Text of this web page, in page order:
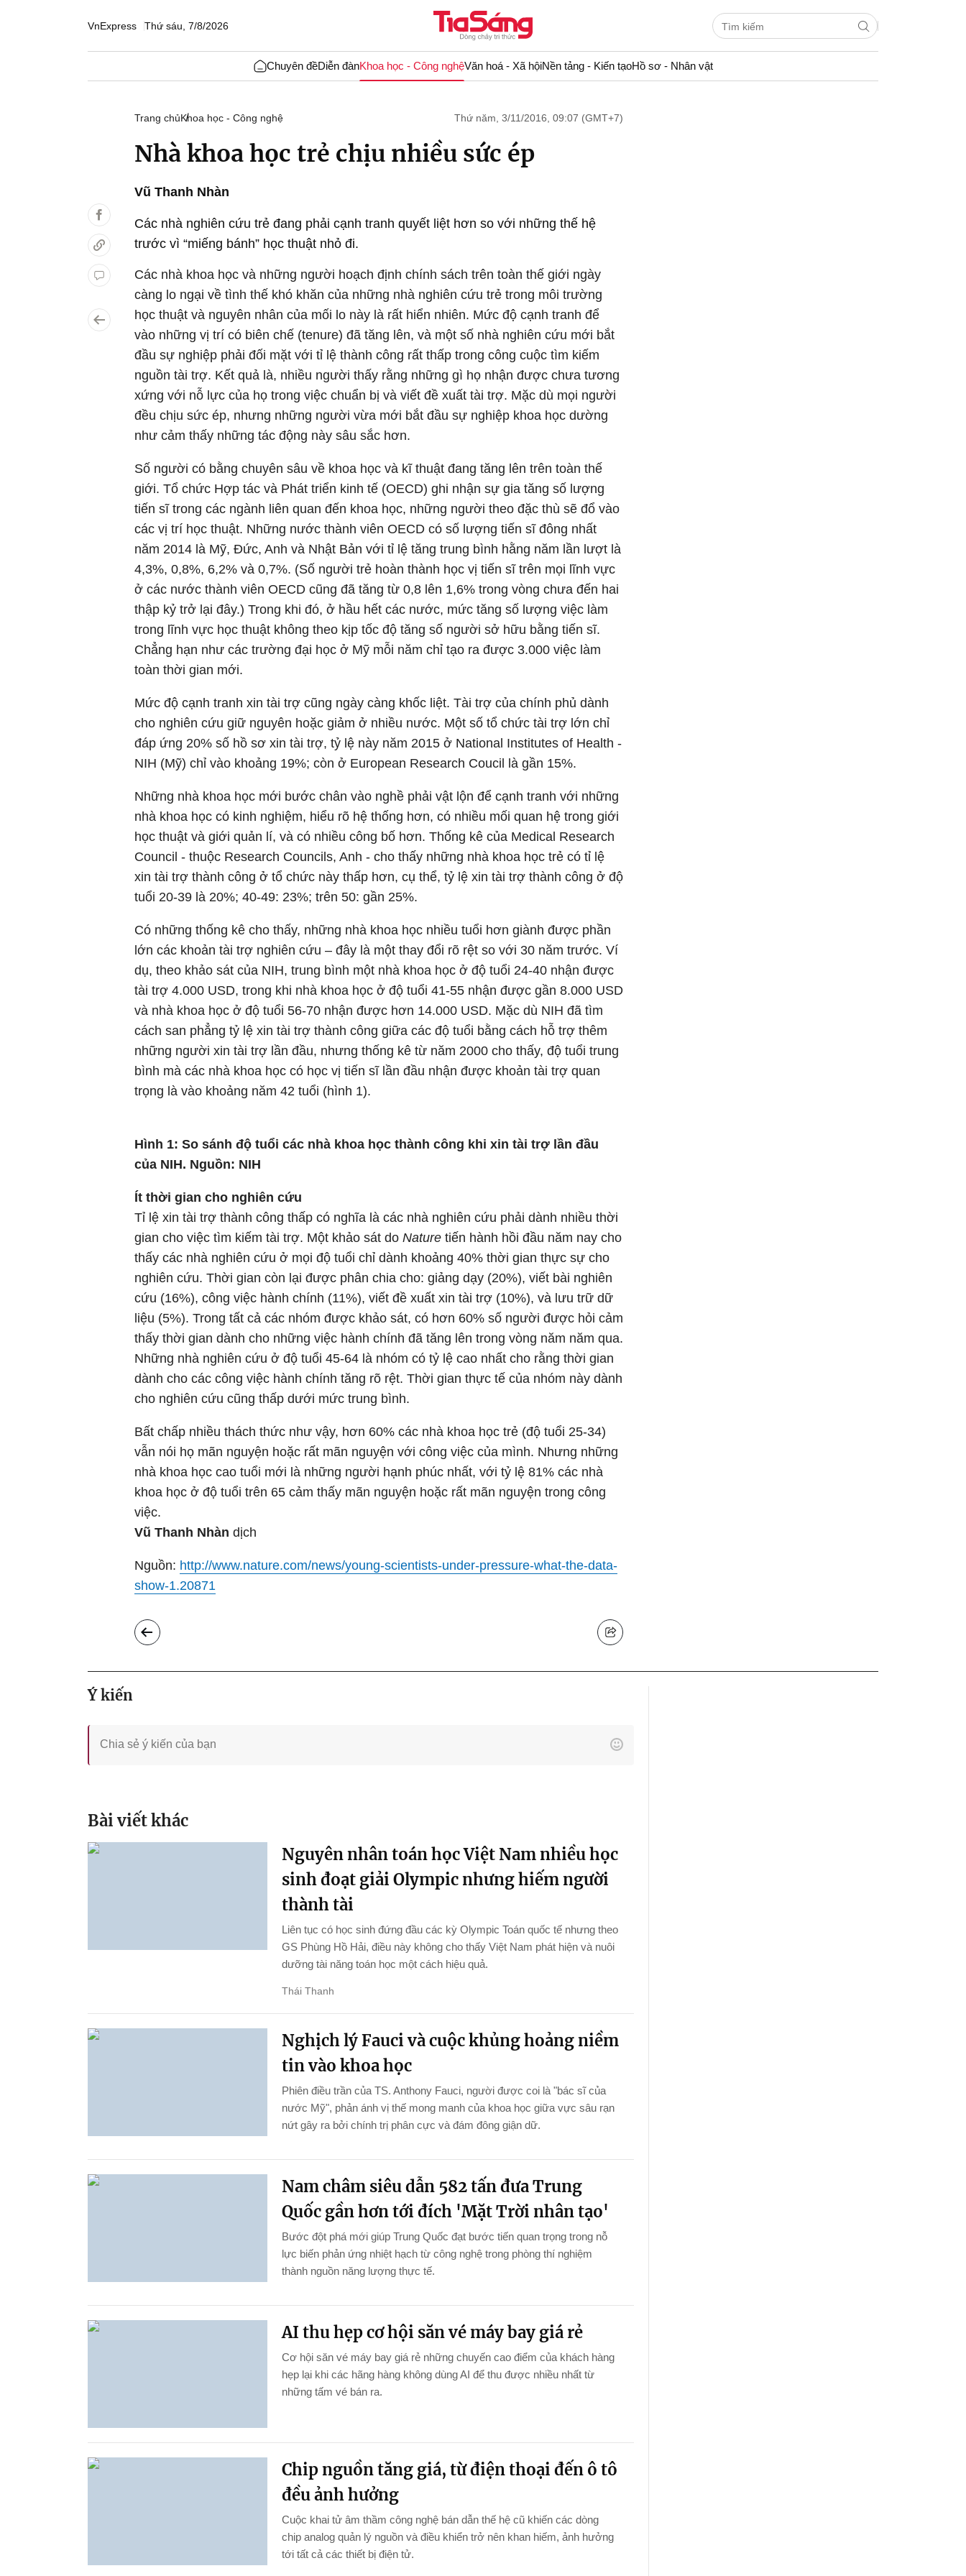
VnExpress Thứ sáu, 7/8/2026
Chuyên đềDiễn đànKhoa học - Công nghệVăn hoá - Xã hộiNền tảng - Kiến tạoHồ sơ - Nhân vật
Trang chủKhoa học - Công nghệ Thứ năm, 3/11/2016, 09:07 (GMT+7)
Nhà khoa học trẻ chịu nhiều sức ép
Vũ Thanh Nhàn
Các nhà nghiên cứu trẻ đang phải cạnh tranh quyết liệt hơn so với những thế hệ
trước vì “miếng bánh” học thuật nhỏ đi.
Các nhà khoa học và những người hoạch định chính sách trên toàn thế giới ngày
càng lo ngại về tình thế khó khăn của những nhà nghiên cứu trẻ trong môi trường
học thuật và nguyên nhân của mối lo này là rất hiển nhiên. Mức độ cạnh tranh để
vào những vị trí có biên chế (tenure) đã tăng lên, và một số nhà nghiên cứu mới bắt
đầu sự nghiệp phải đối mặt với tỉ lệ thành công rất thấp trong công cuộc tìm kiếm
nguồn tài trợ. Kết quả là, nhiều người thấy rằng những gì họ nhận được chưa tương
xứng với nỗ lực của họ trong việc chuẩn bị và viết đề xuất tài trợ. Mặc dù mọi người
đều chịu sức ép, nhưng những người vừa mới bắt đầu sự nghiệp khoa học dường
như cảm thấy những tác động này sâu sắc hơn.
Số người có bằng chuyên sâu về khoa học và kĩ thuật đang tăng lên trên toàn thế
giới. Tổ chức Hợp tác và Phát triển kinh tế (OECD) ghi nhận sự gia tăng số lượng
tiến sĩ trong các ngành liên quan đến khoa học, những người theo đặc thù sẽ đổ vào
các vị trí học thuật. Những nước thành viên OECD có số lượng tiến sĩ đông nhất
năm 2014 là Mỹ, Đức, Anh và Nhật Bản với tỉ lệ tăng trung bình hằng năm lần lượt là
4,3%, 0,8%, 6,2% và 0,7%. (Số người trẻ hoàn thành học vị tiến sĩ trên mọi lĩnh vực
ở các nước thành viên OECD cũng đã tăng từ 0,8 lên 1,6% trong vòng chưa đến hai
thập kỷ trở lại đây.) Trong khi đó, ở hầu hết các nước, mức tăng số lượng việc làm
trong lĩnh vực học thuật không theo kịp tốc độ tăng số người sở hữu bằng tiến sĩ.
Chẳng hạn như các trường đại học ở Mỹ mỗi năm chỉ tạo ra được 3.000 việc làm
toàn thời gian mới.
Mức độ cạnh tranh xin tài trợ cũng ngày càng khốc liệt. Tài trợ của chính phủ dành
cho nghiên cứu giữ nguyên hoặc giảm ở nhiều nước. Một số tổ chức tài trợ lớn chỉ
đáp ứng 20% số hồ sơ xin tài trợ, tỷ lệ này năm 2015 ở National Institutes of Health -
NIH (Mỹ) chỉ vào khoảng 19%; còn ở European Research Coucil là gần 15%.
Những nhà khoa học mới bước chân vào nghề phải vật lộn để cạnh tranh với những
nhà khoa học có kinh nghiệm, hiểu rõ hệ thống hơn, có nhiều mối quan hệ trong giới
học thuật và giới quản lí, và có nhiều công bố hơn. Thống kê của Medical Research
Council - thuộc Research Councils, Anh - cho thấy những nhà khoa học trẻ có tỉ lệ
xin tài trợ thành công ở tổ chức này thấp hơn, cụ thể, tỷ lệ xin tài trợ thành công ở độ
tuổi 20-39 là 20%; 40-49: 23%; trên 50: gần 25%.
Có những thống kê cho thấy, những nhà khoa học nhiều tuổi hơn giành được phần
lớn các khoản tài trợ nghiên cứu – đây là một thay đổi rõ rệt so với 30 năm trước. Ví
dụ, theo khảo sát của NIH, trung bình một nhà khoa học ở độ tuổi 24-40 nhận được
tài trợ 4.000 USD, trong khi nhà khoa học ở độ tuổi 41-55 nhận được gần 8.000 USD
và nhà khoa học ở độ tuổi 56-70 nhận được hơn 14.000 USD. Mặc dù NIH đã tìm
cách san phẳng tỷ lệ xin tài trợ thành công giữa các độ tuổi bằng cách hỗ trợ thêm
những người xin tài trợ lần đầu, nhưng thống kê từ năm 2000 cho thấy, độ tuổi trung
bình mà các nhà khoa học có học vị tiến sĩ lần đầu nhận được khoản tài trợ quan
trọng là vào khoảng năm 42 tuổi (hình 1).
Hình 1: So sánh độ tuổi các nhà khoa học thành công khi xin tài trợ lần đầu
của NIH. Nguồn: NIH
Ít thời gian cho nghiên cứu
Tỉ lệ xin tài trợ thành công thấp có nghĩa là các nhà nghiên cứu phải dành nhiều thời
gian cho việc tìm kiếm tài trợ. Một khảo sát do Nature tiến hành hồi đầu năm nay cho
thấy các nhà nghiên cứu ở mọi độ tuổi chỉ dành khoảng 40% thời gian thực sự cho
nghiên cứu. Thời gian còn lại được phân chia cho: giảng dạy (20%), viết bài nghiên
cứu (16%), công việc hành chính (11%), viết đề xuất xin tài trợ (10%), và lưu trữ dữ
liệu (5%). Trong tất cả các nhóm được khảo sát, có hơn 60% số người được hỏi cảm
thấy thời gian dành cho những việc hành chính đã tăng lên trong vòng năm năm qua.
Những nhà nghiên cứu ở độ tuổi 45-64 là nhóm có tỷ lệ cao nhất cho rằng thời gian
dành cho các công việc hành chính tăng rõ rệt. Thời gian thực tế của nhóm này dành
cho nghiên cứu cũng thấp dưới mức trung bình.
Bất chấp nhiều thách thức như vậy, hơn 60% các nhà khoa học trẻ (độ tuổi 25-34)
vẫn nói họ mãn nguyện hoặc rất mãn nguyện với công việc của mình. Nhưng những
nhà khoa học cao tuổi mới là những người hạnh phúc nhất, với tỷ lệ 81% các nhà
khoa học ở độ tuổi trên 65 cảm thấy mãn nguyện hoặc rất mãn nguyện trong công
việc.
Vũ Thanh Nhàn dịch
Nguồn: http://www.nature.com/news/young-scientists-under-pressure-what-the-data-
show-1.20871
Ý kiến
Bài viết khác
Nguyên nhân toán học Việt Nam nhiều học
sinh đoạt giải Olympic nhưng hiếm người
thành tài
Liên tục có học sinh đứng đầu các kỳ Olympic Toán quốc tế nhưng theo
GS Phùng Hồ Hải, điều này không cho thấy Việt Nam phát hiện và nuôi
dưỡng tài năng toán học một cách hiệu quả.
Thái Thanh
Nghịch lý Fauci và cuộc khủng hoảng niềm
tin vào khoa học
Phiên điều trần của TS. Anthony Fauci, người được coi là "bác sĩ của
nước Mỹ", phản ánh vị thế mong manh của khoa học giữa vực sâu rạn
nứt gây ra bởi chính trị phân cực và đám đông giận dữ.
Nam châm siêu dẫn 582 tấn đưa Trung
Quốc gần hơn tới đích 'Mặt Trời nhân tạo'
Bước đột phá mới giúp Trung Quốc đạt bước tiến quan trọng trong nỗ
lực biến phản ứng nhiệt hạch từ công nghệ trong phòng thí nghiệm
thành nguồn năng lượng thực tế.
AI thu hẹp cơ hội săn vé máy bay giá rẻ
Cơ hội săn vé máy bay giá rẻ những chuyến cao điểm của khách hàng
hẹp lại khi các hãng hàng không dùng AI để thu được nhiều nhất từ
những tấm vé bán ra.
Chip nguồn tăng giá, từ điện thoại đến ô tô
đều ảnh hưởng
Cuộc khai tử âm thầm công nghệ bán dẫn thế hệ cũ khiến các dòng
chip analog quản lý nguồn và điều khiển trở nên khan hiếm, ảnh hưởng
tới tất cả các thiết bị điện tử.